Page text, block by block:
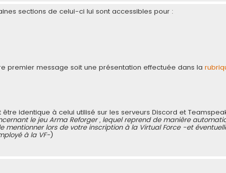
sections de celui-ci lui sont accessibles pour :
premier message soit une présentation effectuée dans la
identique à celui utilisé sur les serveurs Discord et
le jeu Arma Reforger , lequel reprend de manière
mentionner lors de votre inscription à la Virtual Force -et
à la VF-)